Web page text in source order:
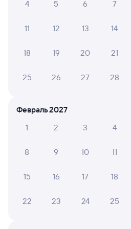
из Томска-2
Дни следования ближайшие: 8,
от9 ⁠666 ⁠₽
Выберите
4 5 6 7
11 12 13 14
18 19 20 21
25 26 27 28
Февраль 2027
1
2 3 4
8 9 10 11
15 16 17 18
22 23 24 25